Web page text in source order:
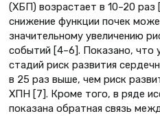
(ХБП) возрастает в 10–20
снижение функции почек
значительному увеличению
событий [4–6]. Показано, что
стадий риск развития
в 25 раз выше, чем риск
ХПН [7]. Кроме того, в ряде
показана обратная связь